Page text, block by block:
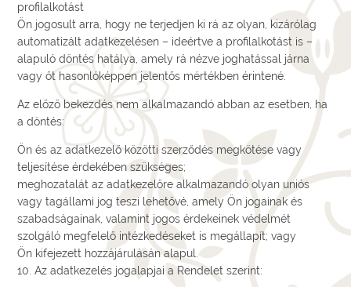
profilalkotást
Ön jogosult arra, hogy ne terjedjen ki rá az olyan, kizárólag
automatizált adatkezelésen – ideértve a profilalkotást is –
alapuló döntés hatálya, amely rá nézve joghatással járna
vagy őt hasonlóképpen jelentős mértékben érintené.
Az előző bekezdés nem alkalmazandó abban az esetben, ha
a döntés:
Ön és az adatkezelő közötti szerződés megkötése vagy
teljesítése érdekében szükséges;
meghozatalát az adatkezelőre alkalmazandó olyan uniós
vagy tagállami jog teszi lehetővé, amely Ön jogainak és
szabadságainak, valamint jogos érdekeinek védelmét
szolgáló megfelelő intézkedéseket is megállapít; vagy
Ön kifejezett hozzájárulásán alapul.
10. Az adatkezelés jogalapjai a Rendelet szerint: